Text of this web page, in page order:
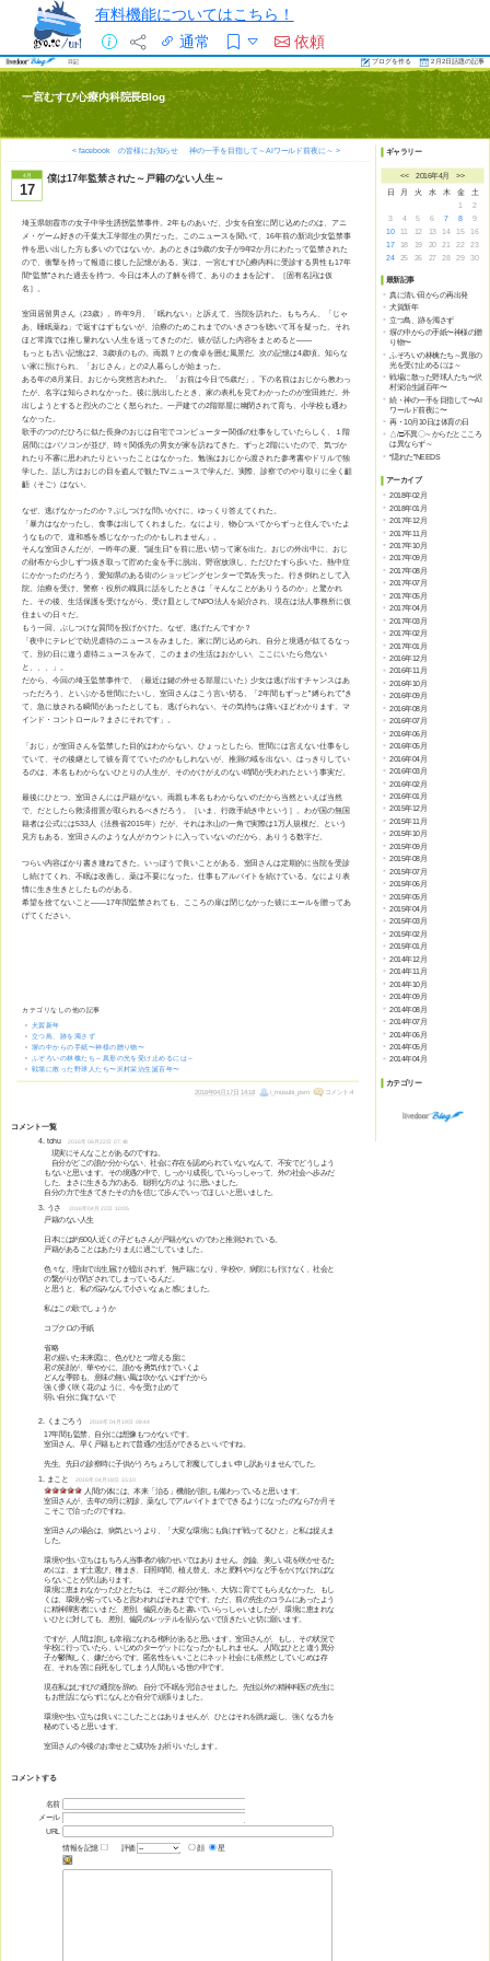
有料機能についてはこちら！
通常
依頼